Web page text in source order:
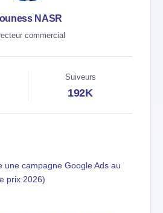
NASR
commercial
Suiveurs
192K
une campagne Google Ads au
prix 2026)